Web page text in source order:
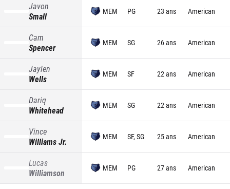
Javon
Small
MEM PG 23 ans American
Cam
Spencer
MEM SG 26 ans American
Jaylen
Wells
MEM SF 22 ans American
Dariq
Whitehead
MEM SG 22 ans American
Vince
Williams Jr.
MEM SF, SG 25 ans American
Lucas
Williamson
MEM PG 27 ans American